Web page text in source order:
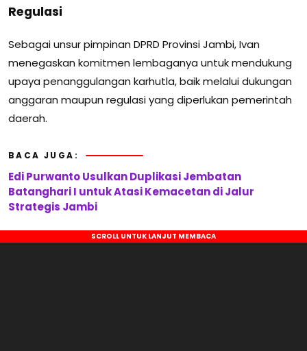
Regulasi
Sebagai unsur pimpinan DPRD Provinsi Jambi, Ivan
menegaskan komitmen lembaganya untuk mendukung
upaya penanggulangan karhutla, baik melalui dukungan
anggaran maupun regulasi yang diperlukan pemerintah
daerah.
BACA JUGA:
Edi Purwanto Usulkan Duplikasi Jembatan
Batanghari I untuk Atasi Kemacetan di Jalur
Strategis Jambi